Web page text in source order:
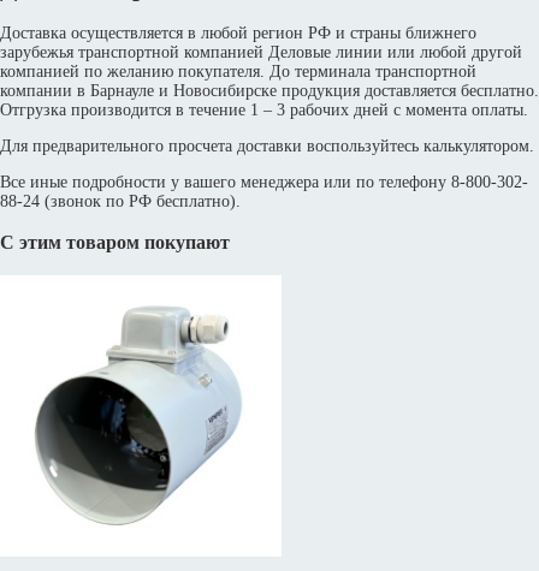
Доставка осуществляется в любой регион РФ и страны ближнего
зарубежья транспортной компанией Деловые линии или любой другой
компанией по желанию покупателя. До терминала транспортной
компании в Барнауле и Новосибирске продукция доставляется бесплатно.
Отгрузка производится в течение 1 – 3 рабочих дней с момента оплаты.
Для предварительного просчета доставки воспользуйтесь калькулятором.
Все иные подробности у вашего менеджера или по телефону 8-800-302-
88-24 (звонок по РФ бесплатно).
С этим товаром покупают